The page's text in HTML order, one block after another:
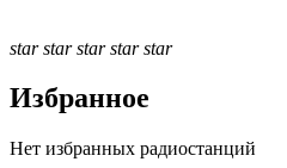
star star star star star
Избранное
Нет избранных радиостанций